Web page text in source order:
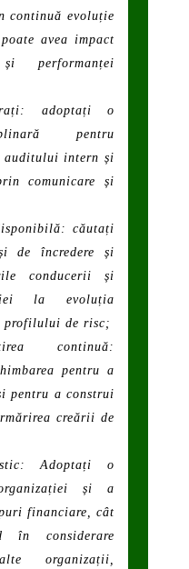
continuă evoluție
avea impact
performanței
adoptați o
pentru
auditului intern și
comunicare și
căutați
de încredere și
conducerii și
la evoluția
profilului de risc;
continuă:
pentru a
pentru a construi
creării de
Adoptați o
și a
financiare, cât
în considerare
organizații,